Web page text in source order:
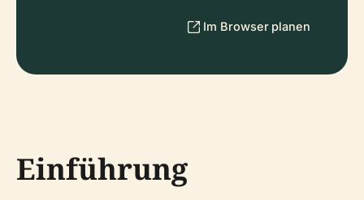
Im Browser planen
Einführung